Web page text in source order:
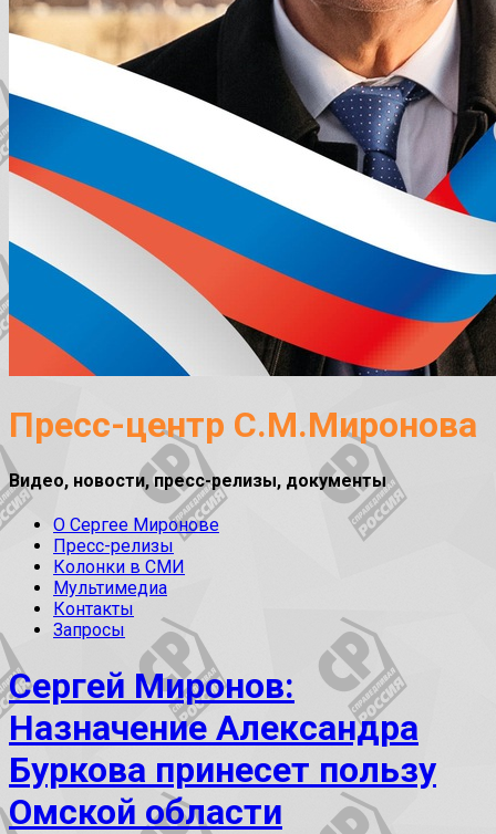
Пресс-центр С.М.Миронова
Видео, новости, пресс-релизы, документы
О Сергее Миронове
Пресс-релизы
Колонки в СМИ
Мультимедиа
Контакты
Запросы
Сергей Миронов:
Назначение Александра
Буркова принесет пользу
Омской области